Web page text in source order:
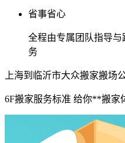
省事省心
全程由专属团队指导
务
上海到临沂市大众搬家搬场
6F搬家服务标准 给你**搬家